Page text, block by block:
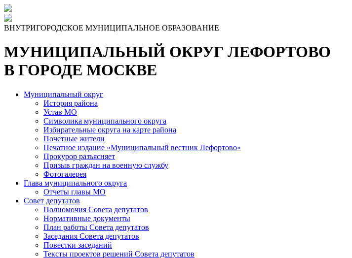
Skip
to
the
ВНУТРИГОРОДСКОЕ МУНИЦИПАЛЬНОЕ ОБРАЗОВАНИЕ
МУНИЦИПАЛЬНЫЙ ОКРУГ ЛЕФОРТОВО
В ГОРОДЕ МОСКВЕ
Муниципальный округ
История района
Устав МО
Символика муниципального округа
Избирательные округа на карте района
Почетные жители
Печатное издание «Муниципальный вестник Лефортово»
Прокурор разъясняет
Призыв граждан на военную службу
Фотогалерея
Глава муниципального округа
Отчеты главы МО
Совет депутатов
Полномочия Совета депутатов
Нормативные документы
План работы Совета депутатов
Заседания Cовета депутатов
Повестки заседаний
Тексты проектов решений Совета депутатов